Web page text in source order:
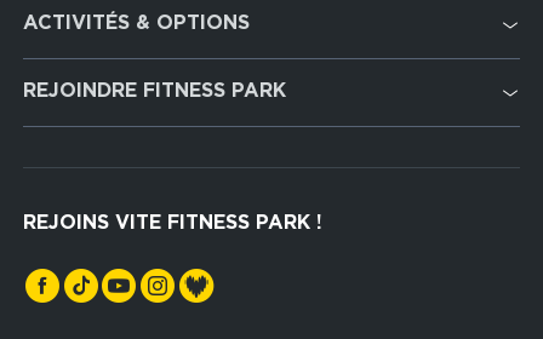
services
ACTIVITÉS & OPTIONS
Cardio Training
Musculation
Hyrox Zone
Cross Training
REJOINDRE FITNESS PARK
REJOINS VITE FITNESS PARK !